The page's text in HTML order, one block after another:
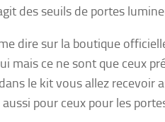
des seuils de portes
dire sur la boutique
mais ce ne sont que ceux
le kit vous allez recevoir
pour ceux pour les